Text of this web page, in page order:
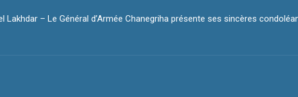
Lakhdar – Le Général d’Armée Chanegriha présente ses sincères